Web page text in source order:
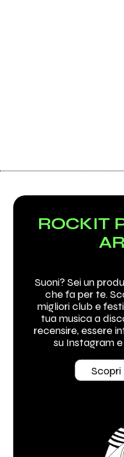
ROCKIT
Suoni? Sei un
che fa per te.
migliori club e
tua musica a
recensire, essere
su Instagram
Scopri